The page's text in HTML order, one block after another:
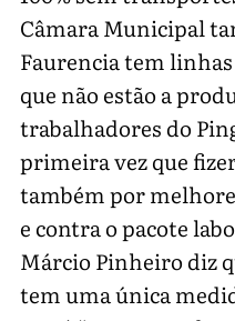
Câmara Municipal
Faurencia tem
que não estão a
trabalhadores do
primeira vez que
também por
e contra o pacote
Márcio Pinheiro diz
tem uma única